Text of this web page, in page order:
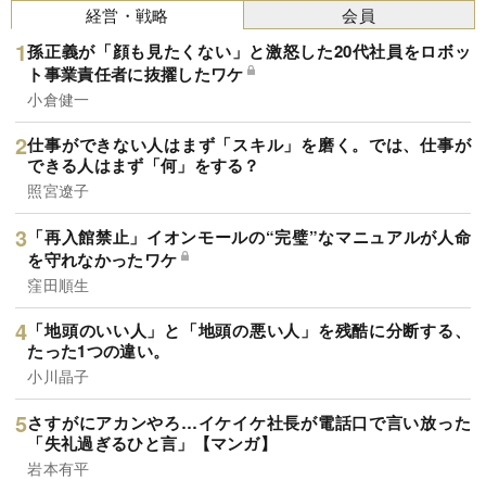
経営・戦略
孫正義が「顔も見たくない」と激怒した20代社員をロボッ
ト事業責任者に抜擢したワケ
小倉健一
仕事ができない人はまず「スキル」を磨く。では、仕事が
できる人はまず「何」をする？
照宮遼子
「再入館禁止」イオンモールの“完璧”なマニュアルが人命
を守れなかったワケ
窪田順生
「地頭のいい人」と「地頭の悪い人」を残酷に分断する、
たった1つの違い。
小川晶子
さすがにアカンやろ…イケイケ社長が電話口で言い放った
「失礼過ぎるひと言」【マンガ】
岩本有平
会員